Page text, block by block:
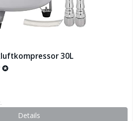
30L
✪
Details